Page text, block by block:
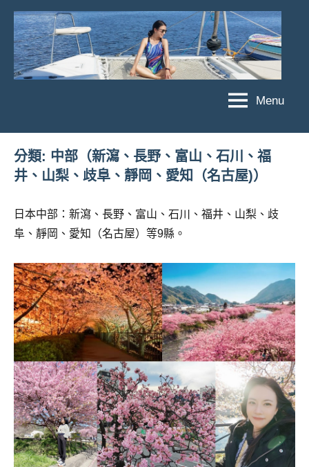
Skip
content
菲
亞
娃
FANG
亞
娃
絲
主
旅
遊、
達
人
帶
路、
旅
遊
節
目
來
賓、
Menu
分類: 中部（新瀉、長野、富山、石川、福
井、山梨、歧阜、靜岡、愛知（名古屋)）
日本中部：新瀉、長野、富山、石川、福井、山梨、歧
阜、靜岡、愛知（名古屋）等9縣。